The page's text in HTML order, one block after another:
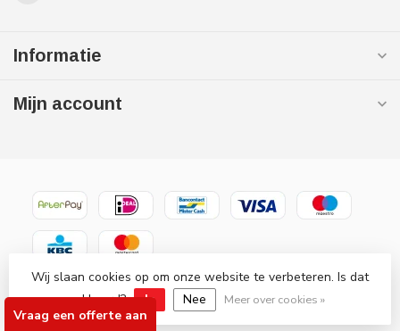
Vraag een offerte aan
Informatie
Mijn account
© Copyright 2026 Gaslooswonen .nl - Grootste in elektrische
verwarming Officiële Quality Heating
Wij slaan cookies op om onze website te verbeteren. Is dat
akkoord?
Ja Nee Meer over cookies »